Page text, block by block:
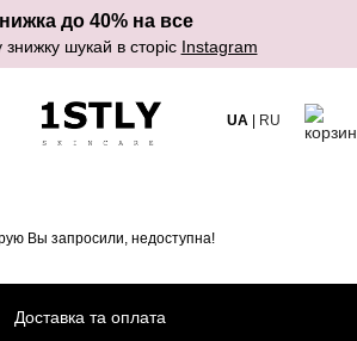
до 40% на все
знижку шукай в сторіс Instagram
UA RU
Вы запросили, недоступна!
Доставка та оплата